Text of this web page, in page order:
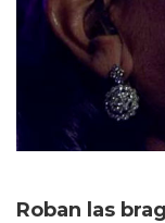
Roban las